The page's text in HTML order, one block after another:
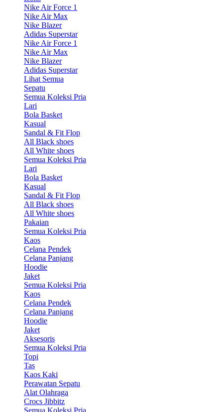
Nike Air Force 1
Nike Air Max
Nike Blazer
Adidas Superstar
Nike Air Force 1
Nike Air Max
Nike Blazer
Adidas Superstar
Lihat Semua
Sepatu
Semua Koleksi Pria
Lari
Bola Basket
Kasual
Sandal & Fit Flop
All Black shoes
All White shoes
Semua Koleksi Pria
Lari
Bola Basket
Kasual
Sandal & Fit Flop
All Black shoes
All White shoes
Pakaian
Semua Koleksi Pria
Kaos
Celana Pendek
Celana Panjang
Hoodie
Jaket
Semua Koleksi Pria
Kaos
Celana Pendek
Celana Panjang
Hoodie
Jaket
Aksesoris
Semua Koleksi Pria
Topi
Tas
Kaos Kaki
Perawatan Sepatu
Alat Olahraga
Crocs Jibbitz
Semua Koleksi Pria